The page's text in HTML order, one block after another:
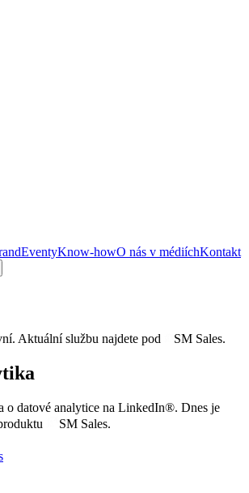
EventyKnow-howO nás v médiíchKontakt
Aktuální službu najdete pod SM Sales.
o datové analytice na LinkedIn®. Dnes je
SM Sales.